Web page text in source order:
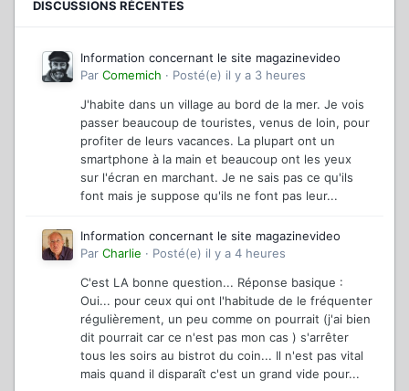
DISCUSSIONS RÉCENTES
Information concernant le site magazinevideo
Par Comemich · Posté(e) il y a 3 heures
J'habite dans un village au bord de la mer. Je vois
passer beaucoup de touristes, venus de loin, pour
profiter de leurs vacances. La plupart ont un
smartphone à la main et beaucoup ont les yeux
sur l'écran en marchant. Je ne sais pas ce qu'ils
font mais je suppose qu'ils ne font pas leur...
Information concernant le site magazinevideo
Par Charlie · Posté(e) il y a 4 heures
C'est LA bonne question... Réponse basique :
Oui... pour ceux qui ont l'habitude de le fréquenter
régulièrement, un peu comme on pourrait (j'ai bien
dit pourrait car ce n'est pas mon cas ) s'arrêter
tous les soirs au bistrot du coin... Il n'est pas vital
mais quand il disparaît c'est un grand vide pour...